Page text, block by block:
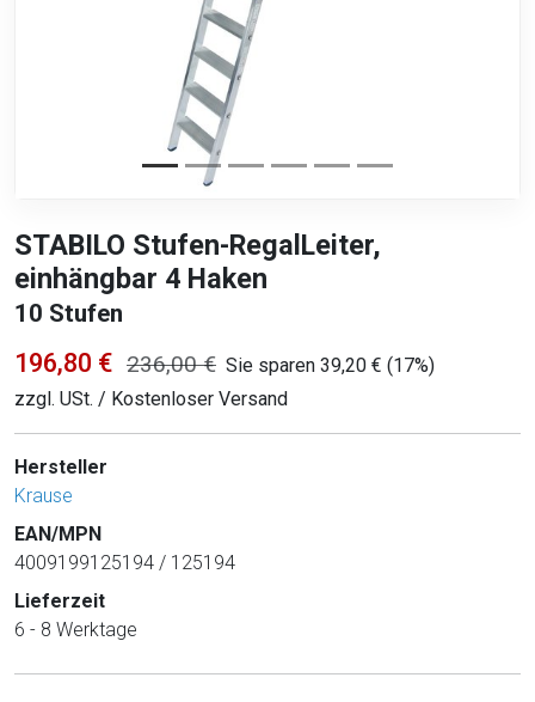
STABILO Stufen-RegalLeiter,
einhängbar 4 Haken
10 Stufen
196,80 € 236,00 € Sie sparen 39,20 € (17%)
zzgl. USt. / Kostenloser Versand
Hersteller
Krause
EAN/MPN
4009199125194 / 125194
Lieferzeit
6 - 8 Werktage